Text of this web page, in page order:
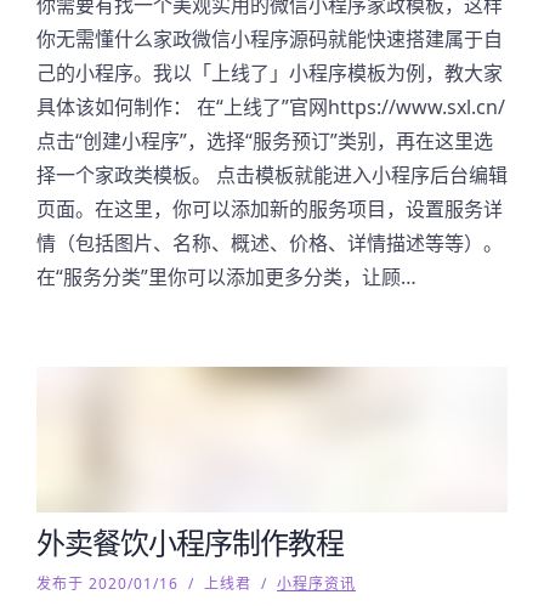
你无需懂什么家政微信小程序源码就能快速搭建属于自
己的小程序。我以「上线了」小程序模板为例，教大家
具体该如何制作： 在“上线了”官网https://www.sxl.cn/
点击“创建小程序”，选择“服务预订”类别，再在这里选
择一个家政类模板。 点击模板就能进入小程序后台编辑
页面。在这里，你可以添加新的服务项目，设置服务详
情（包括图片、名称、概述、价格、详情描述等等）。
在“服务分类”里你可以添加更多分类，让顾…
外卖餐饮小程序制作教程
发布于 2020/01/16 / 上线君 / 小程序资讯